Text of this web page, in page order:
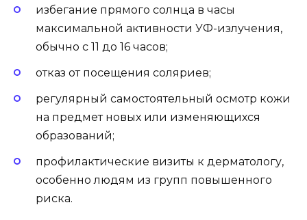
избегание прямого солнца в часы
максимальной активности УФ-излучения,
обычно с 11 до 16 часов;
отказ от посещения соляриев;
регулярный самостоятельный осмотр кожи
на предмет новых или изменяющихся
образований;
профилактические визиты к дерматологу,
особенно людям из групп повышенного
риска.